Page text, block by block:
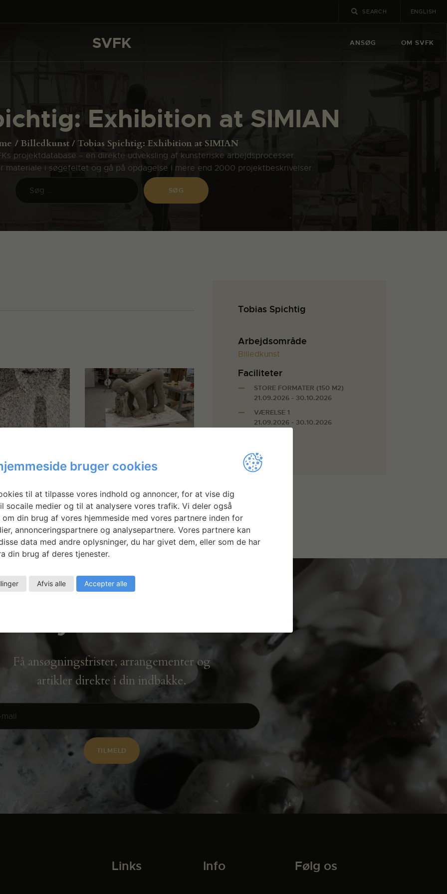
ENGLISH
SVFK ANSØG OM SVFK
Exhibition at SIMIAN
Billedkunst Tobias Spichtig: Exhibition at SIMIAN
projektdatabase – en direkte udveksling af kunsteriske arbejdsprocesser.
materiale i søgefeltet og gå på opdagelse i mere end 2000 projektbeskrivelser.
SVFK
PROJEKTER
CHANNEL
OM SVFK
ENGLISH
Preppers
Soloudstilling
Kunstmuseum
Tobias Spichtig
Arbejdsområde
Billedkunst
Faciliteter
STORE FORMATER (150 M2)
21.09.2026 - 30.10.2026
VÆRELSE 1
21.09.2026 - 30.10.2026
Få ansøgningsfrister, arrangementer og
artikler direkte i din indbakke.
Links Info Følg os
bruger cookies
til at tilpasse vores indhold og annoncer, for at vise dig
socaile medier og til at analysere vores trafik. Vi deler også
din brug af vores hjemmeside med vores partnere inden for
annonceringspartnere og analysepartnere. Vores partnere kan
data med andre oplysninger, du har givet dem, eller som de har
din brug af deres tjenester.
Afvis alle Accepter alle